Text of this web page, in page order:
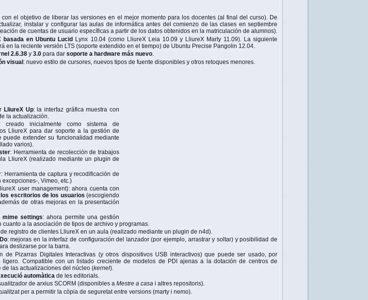
con el objetivo de liberar las versiones en el mejor momento para los docentes (al final del curso). De
instalar y configurar las aulas de informática antes del comienzo de las clases en septiembre
de cuentas de usuario específicas a partir de los datos obtenidos en la matriculación de alumnos).
basada en Ubuntu Lucid Lynx 10.04 (como LliureX Leia 10.09 y LliureX Marty 11.09). La siguiente
en la reciente versión LTS (soporte extendido en el tiempo) de Ubuntu Precise Pangolin 12.04.
2.6.38 y 3.0 para dar soporte a hardware más nuevo.
visual: nuevo estilo de cursores, nuevos tipos de fuente disponibles y otros retoques menores.
LliureX Up: la interfaz gráfica muestra con
la actualización.
: creado inicialmente como sistema de
LliureX para dar soporte a la gestión de
puede extender su funcionalidad mediante
varios).
: Herramienta de recolección de trabajos
LliureX (realizado mediante un plugin de
: Herramienta de captura y recodificación de
, Vimeo, etc.)
user management): ahora cuenta con
escritorios de los usuarios (escogiendo
de otras mejoras en la presentación
mime settings: ahora permite una gestión
a la asociación de tipos de archivo y programas.
registro de clientes LliureX en un aula (realizado mediante un plugin de n4d).
: mejoras en la interfaz de configuración del lanzador (por ejemplo, arrastrar y soltar) y posibilidad de
deslizarse por la barra.
de Pizarras Digitales Interactivas (y otros dispositivos USB interactivos) que puede ser usado, por
ligero. Compatible con un listado creciente de modelos de PDI ajenas a la dotación de centros de
las actualizaciones del núcleo (kernel).
automàtica de les editorials.
de arxius SCORM (disponibles a Mestre a casa i altres repositoris).
per a permitir la còpia de seguretat entre versions (marty i nemo).